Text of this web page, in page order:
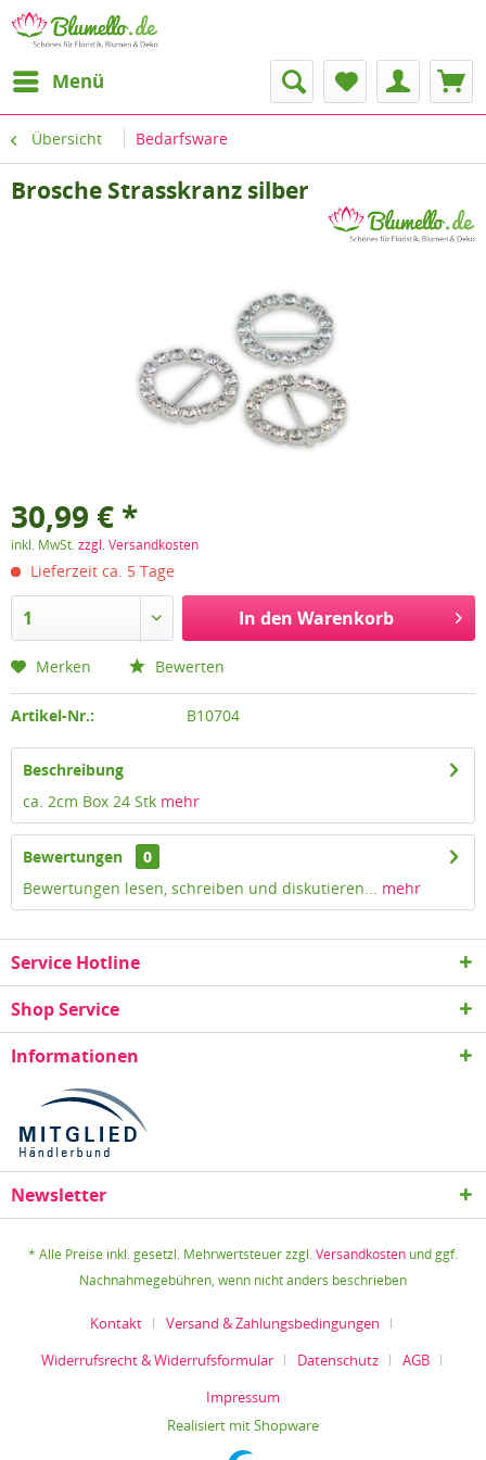
Menü
Übersicht Bedarfsware
Brosche Strasskranz silber
30,99 € *
inkl. MwSt.zzgl. Versandkosten
Lieferzeit ca. 5 Tage
In den Warenkorb
Merken Bewerten
Artikel-Nr.: B10704
Beschreibung
ca. 2cm Box 24 Stk mehr
Bewertungen
0
Bewertungen lesen, schreiben und diskutieren... mehr
Service Hotline
Shop Service
Informationen
Newsletter
* Alle Preise inkl. gesetzl. Mehrwertsteuer zzgl.Versandkosten und ggf.
Nachnahmegebühren, wenn nicht anders beschrieben
Kontakt
Versand & Zahlungsbedingungen
Widerrufsrecht & Widerrufsformular
Datenschutz
AGB
Impressum
Realisiert mit Shopware